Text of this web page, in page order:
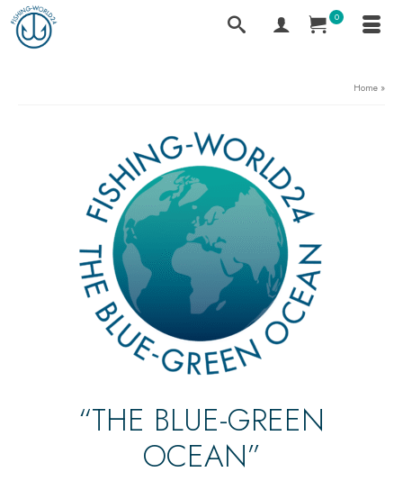
0
Home »
“THE BLUE-GREEN
OCEAN”